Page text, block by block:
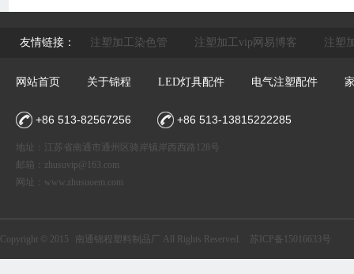
友情链接： 注塑加工染色管 注塑加工vip网易博客 注塑
网站首页 关于锦程 LED灯具配件 电气注塑配件
+86 513-82567256 +86 513-13815222285
地址：江苏省南通市通州区骑岸镇岸西西路128号
邮箱： zhusuvip@163.com
网址： www.zhusuoem.com
Copyright © 2015 南通锦程塑料制品厂 All Rights Reserved. 苏ICP备15016633号